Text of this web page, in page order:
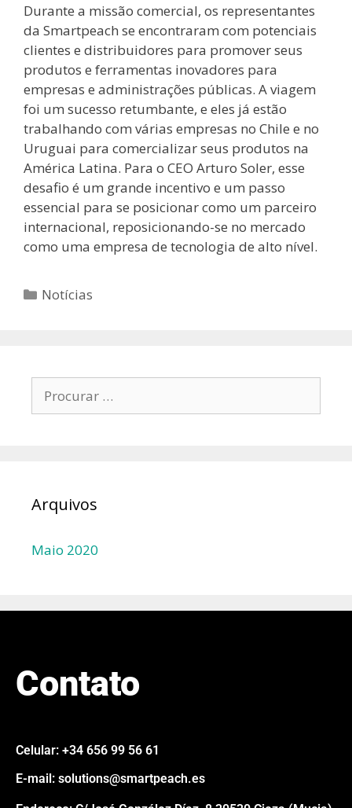
Durante a missão comercial, os representantes
da Smartpeach se encontraram com potenciais
clientes e distribuidores para promover seus
produtos e ferramentas inovadores para
empresas e administrações públicas. A viagem
foi um sucesso retumbante, e eles já estão
trabalhando com várias empresas no Chile e no
Uruguai para comercializar seus produtos na
América Latina. Para o CEO Arturo Soler, esse
desafio é um grande incentivo e um passo
essencial para se posicionar como um parceiro
internacional, reposicionando-se no mercado
como uma empresa de tecnologia de alto nível.
Notícias
Arquivos
Maio 2020
Contato
Celular: +34 656 99 56 61
E-mail: solutions@smartpeach.es